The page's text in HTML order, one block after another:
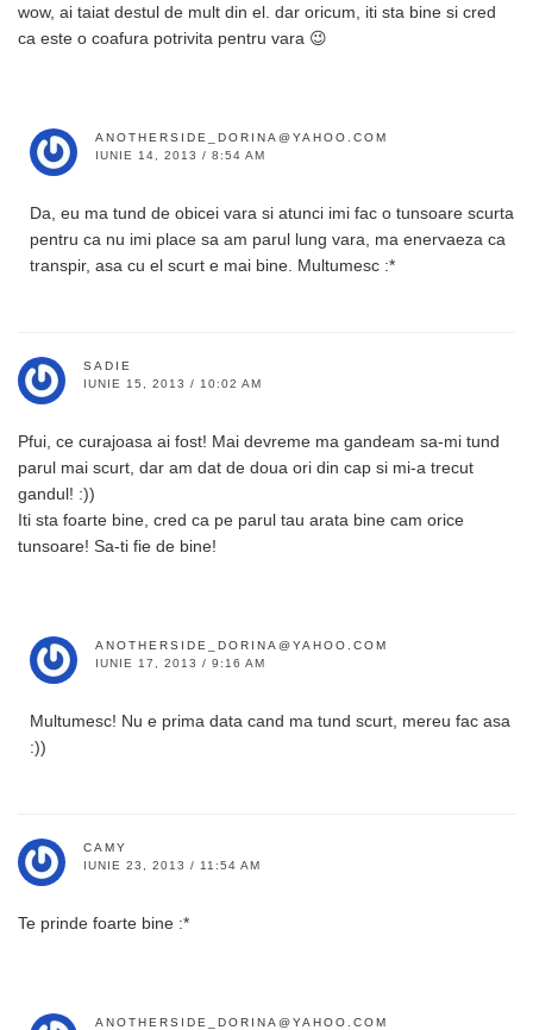
wow, ai taiat destul de mult din el. dar oricum, iti sta bine si cred
ca este o coafura potrivita pentru vara 😉
ANOTHERSIDE_DORINA@YAHOO.COM
IUNIE 14, 2013 / 8:54 AM
Da, eu ma tund de obicei vara si atunci imi fac o tunsoare scurta
pentru ca nu imi place sa am parul lung vara, ma enervaeza ca
transpir, asa cu el scurt e mai bine. Multumesc :*
SADIE
IUNIE 15, 2013 / 10:02 AM
Pfui, ce curajoasa ai fost! Mai devreme ma gandeam sa-mi tund
parul mai scurt, dar am dat de doua ori din cap si mi-a trecut
gandul! :))
Iti sta foarte bine, cred ca pe parul tau arata bine cam orice
tunsoare! Sa-ti fie de bine!
ANOTHERSIDE_DORINA@YAHOO.COM
IUNIE 17, 2013 / 9:16 AM
Multumesc! Nu e prima data cand ma tund scurt, mereu fac asa
:))
CAMY
IUNIE 23, 2013 / 11:54 AM
Te prinde foarte bine :*
ANOTHERSIDE_DORINA@YAHOO.COM